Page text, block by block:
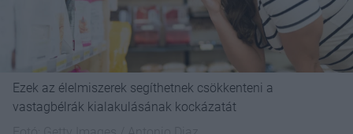
Ezek az élelmiszerek segíthetnek csökkenteni a
vastagbélrák kialakulásának kockázatát